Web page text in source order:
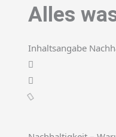
Alles
Inhaltsangabe